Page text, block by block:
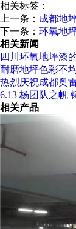
相关标签：
上一条： 成都地
下一条： 环氧地
相关新闻
四川环氧地坪漆
耐磨地坪色彩不
热烈庆祝成都奥
6.13 杨团队之帆
相关产品